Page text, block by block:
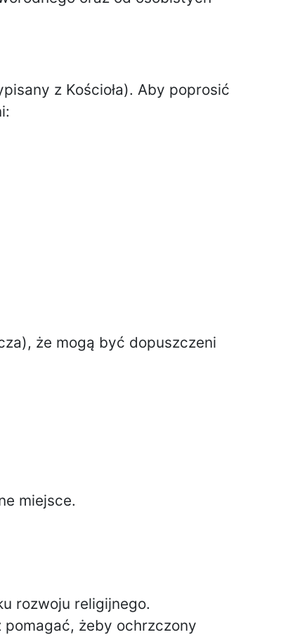
z Kościoła). Aby poprosić
że mogą być dopuszczeni
miejsce.
rozwoju religijnego.
pomagać, żeby ochrzczony